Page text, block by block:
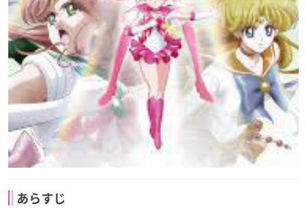
土師孝也
ファラオ90
長久友紀
ミメット
たかはし智秋
ユージアル
本泉莉奈
ビリユイ
大空直美 庄司宇芽香
シプリン
タキシード仮面
声優：野島健児
ルナ
声優：広橋涼
アルテミス
声優：大林洋平
ダイアナ
声優：中川翔子
カオリナイト 土萠教授
声優：桐本拓哉
あらすじ